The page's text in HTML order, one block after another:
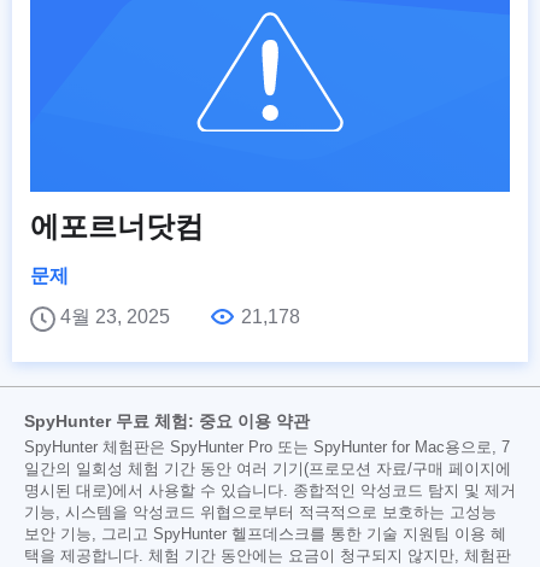
에포르너닷컴
문제
4월 23, 2025
21,178
SpyHunter 무료 체험: 중요 이용 약관
SpyHunter 체험판은 SpyHunter Pro 또는 SpyHunter for Mac용으로, 7
일간의 일회성 체험 기간 동안 여러 기기(프로모션 자료/구매 페이지에
명시된 대로)에서 사용할 수 있습니다. 종합적인 악성코드 탐지 및 제거
기능, 시스템을 악성코드 위협으로부터 적극적으로 보호하는 고성능
보안 기능, 그리고 SpyHunter 헬프데스크를 통한 기술 지원팀 이용 혜
택을 제공합니다. 체험 기간 동안에는 요금이 청구되지 않지만, 체험판